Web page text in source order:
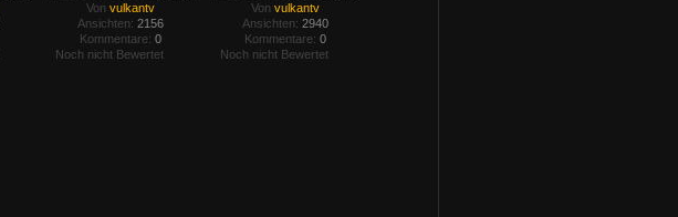
Von vulkantv
Ansichten: 2156
Kommentare: 0
Noch nicht Bewertet
Von vulkantv
Ansichten: 2940
Kommentare: 0
Noch nicht Bewertet